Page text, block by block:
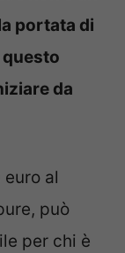
portata di
da
al
può
per chi è